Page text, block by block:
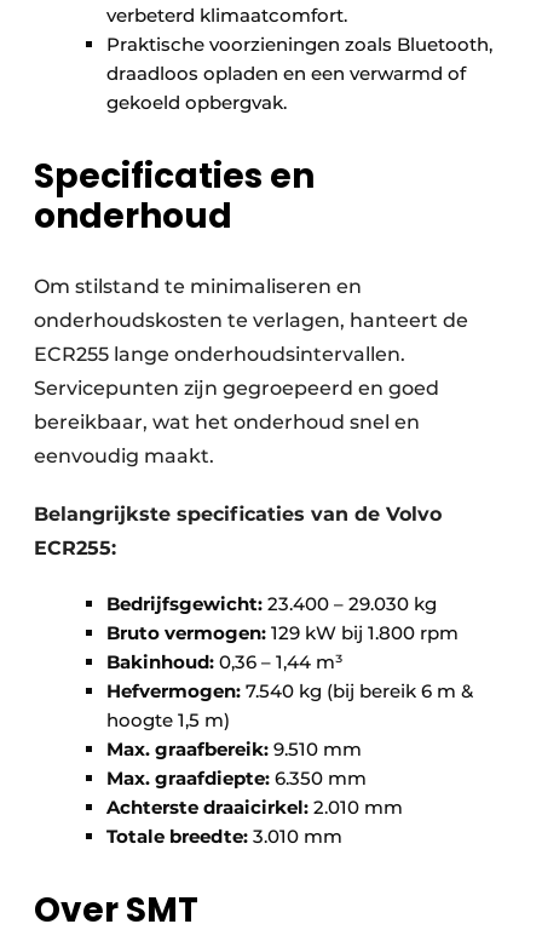
verbeterd klimaatcomfort.
Praktische voorzieningen zoals Bluetooth,
draadloos opladen en een verwarmd of
gekoeld opbergvak.
Specificaties en
onderhoud
Om stilstand te minimaliseren en
onderhoudskosten te verlagen, hanteert de
ECR255 lange onderhoudsintervallen.
Servicepunten zijn gegroepeerd en goed
bereikbaar, wat het onderhoud snel en
eenvoudig maakt.
Belangrijkste specificaties van de Volvo
ECR255:
Bedrijfsgewicht: 23.400 – 29.030 kg
Bruto vermogen: 129 kW bij 1.800 rpm
Bakinhoud: 0,36 – 1,44 m³
Hefvermogen: 7.540 kg (bij bereik 6 m &
hoogte 1,5 m)
Max. graafbereik: 9.510 mm
Max. graafdiepte: 6.350 mm
Achterste draaicirkel: 2.010 mm
Totale breedte: 3.010 mm
Over SMT